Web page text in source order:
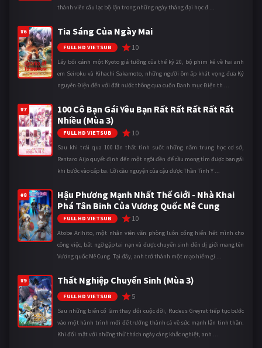
thành viên câu lạc bộ lặn trong những ngày tháng đại học đ ...
#6 Tia Sáng Của Ngày Mai
FULL HD VIETSUB 10
Lấy bối cảnh một Kyoto giả tưởng của thế kỷ 20, bộ phim kể về hai anh
em Seiroku và Kihachi Sakamoto, những người ôm ấp khát vọng đưa Kỷ
nguyên Điện đến với đất nước thông qua cuốn Danh mục Điện th ...
#7
100 Cô Bạn Gái Yêu Bạn Rất Rất Rất Rất Rất
Nhiều (Mùa 3)
FULL HD VIETSUB 10
Sau khi trải qua 100 lần thất tình suốt những năm trung học cơ sở,
Rentaro Aijo quyết định đến một ngôi đền để cầu mong tìm được bạn gái
khi bước vào cấp ba. Lời cầu nguyện của cậu được Thần Tình Y ...
#8
Hậu Phương Mạnh Nhất Thế Giới - Nhà Khai
Phá Tân Binh Của Vương Quốc Mê Cung
FULL HD VIETSUB 10
Atobe Arihito, một nhân viên văn phòng luôn cống hiến hết mình cho
công việc, bất ngờ gặp tai nạn và được chuyển sinh đến dị giới mang tên
Vương quốc Mê Cung. Tại đây, anh trở thành một mạo hiểm gi ...
#9 Thất Nghiệp Chuyển Sinh (Mùa 3)
FULL HD VIETSUB 5
Sau những biến cố làm thay đổi cuộc đời, Rudeus Greyrat tiếp tục bước
vào một hành trình mới để trưởng thành cả về sức mạnh lẫn tinh thần.
Khi đối mặt với những thử thách ngày càng khắc nghiệt, anh ...